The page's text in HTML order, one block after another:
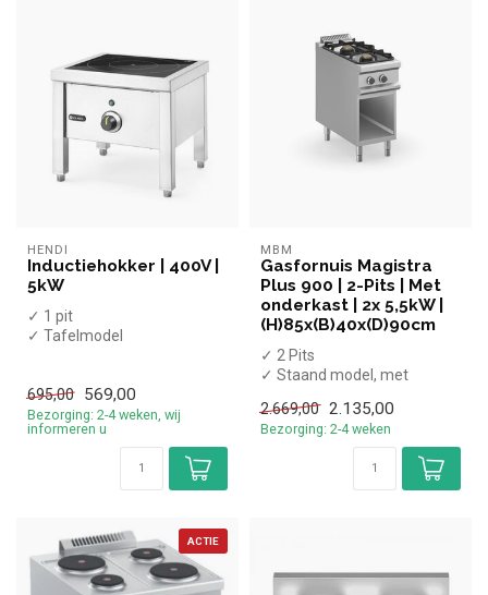
HENDI
Inductiehokker | 400V |
5kW
✓ 1 pit
✓ Tafelmodel
695,00
569,00
Bezorging: 2-4 weken, wij
informeren u
MBM
Gasfornuis Magistra
Plus 900 | 2-Pits | Met
onderkast | 2x 5,5kW |
(H)85x(B)40x(D)90cm
✓ 2 Pits
✓ Staand model, met
✓ 2x 5,5kW
✓ Gas
2.669,00 2.135,00
Bezorging: 2-4 weken
ACTIE